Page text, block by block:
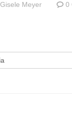
Gisele Meyer 0